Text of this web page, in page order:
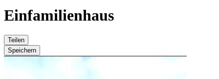
Einfamilienhaus
Teilen
Speichern